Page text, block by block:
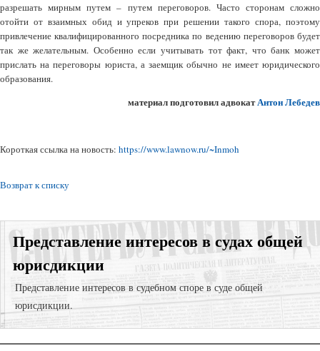
разрешать мирным путем – путем переговоров. Часто сторонам сложно
отойти от взаимных обид и упреков при решении такого спора, поэтому
привлечение квалифицированного посредника по ведению переговоров будет
так же желательным. Особенно если учитывать тот факт, что банк может
прислать на переговоры юриста, а заемщик обычно не имеет юридического
образования.
материал подготовил адвокатАнтон Лебедев
Короткая ссылка на новость: https://www.lawnow.ru/~Inmoh
Возврат к списку
Представление интересов в судах общей
юрисдикции
Представление интересов в судебном споре в суде общей
юрисдикции.
Суд с компанией-застройщиком;